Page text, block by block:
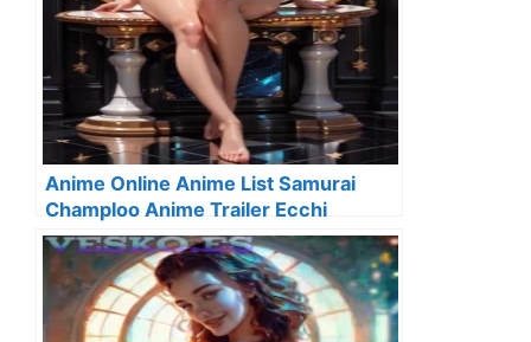
Anime Online Anime List Samurai
Champloo Anime Trailer Ecchi